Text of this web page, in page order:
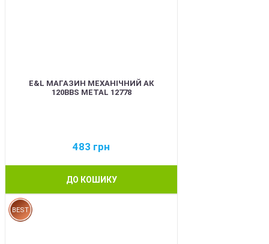
E&L МАГАЗИН МЕХАНІЧНИЙ АК
120BBS METAL 12778
483 грн
ДО КОШИКУ
BEST